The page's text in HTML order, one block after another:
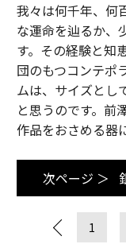
我々は何千年、何
な運命を辿るか、
す。その経験と知
団のもつコンテポ
ムは、サイズとし
と思うのです。前
作品をおさめる器
次ページ ＞
1